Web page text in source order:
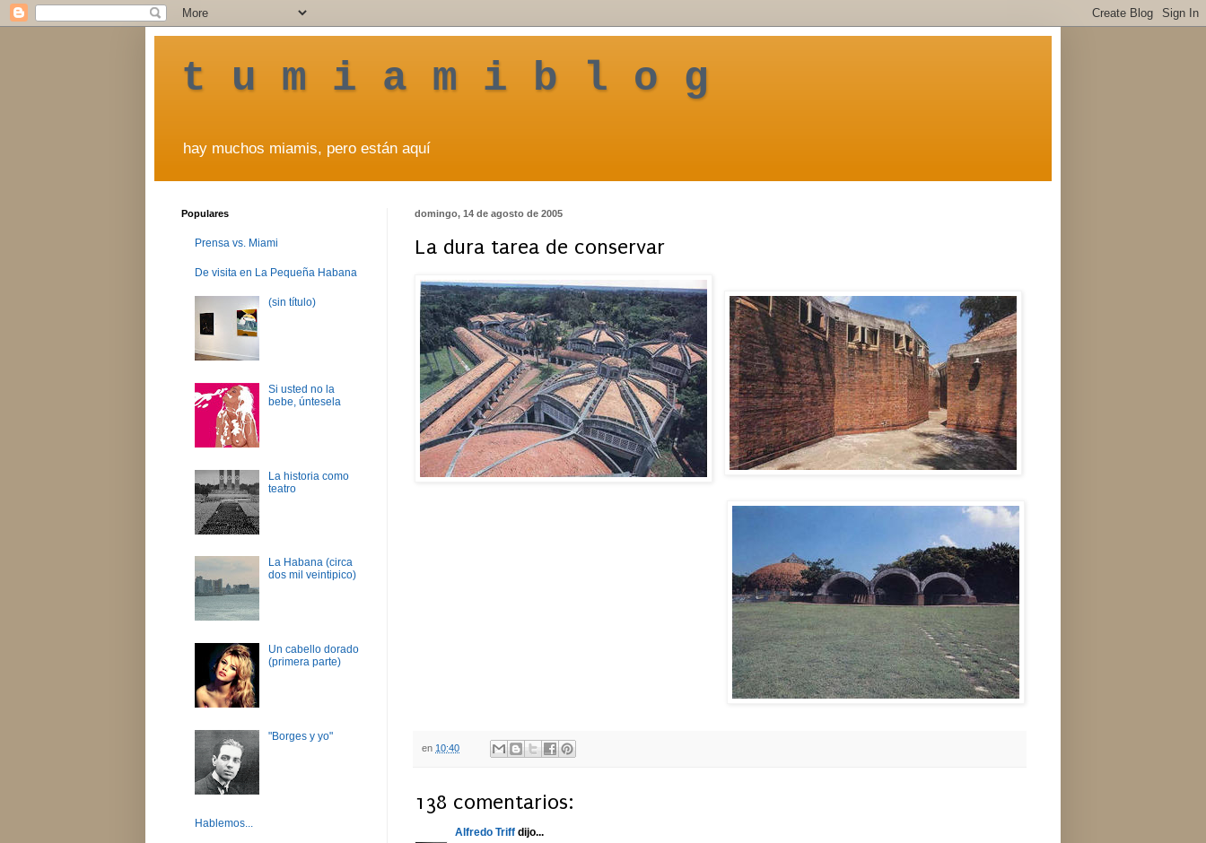
t u m i a m i b l o g
hay muchos miamis, pero están aquí
domingo, 14 de agosto de 2005
La dura tarea de conservar
en 10:40
138 comentarios:
Alfredo Triff dijo...
Populares
Prensa vs. Miami
De visita en La Pequeña Habana
(sin título)
Si usted no la
bebe, úntesela
La historia como
teatro
La Habana (circa
dos mil veintipico)
Un cabello dorado
(primera parte)
"Borges y yo"
Hablemos...